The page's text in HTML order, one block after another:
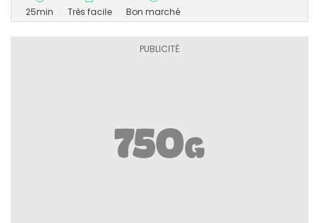
25min Très facile Bon marché